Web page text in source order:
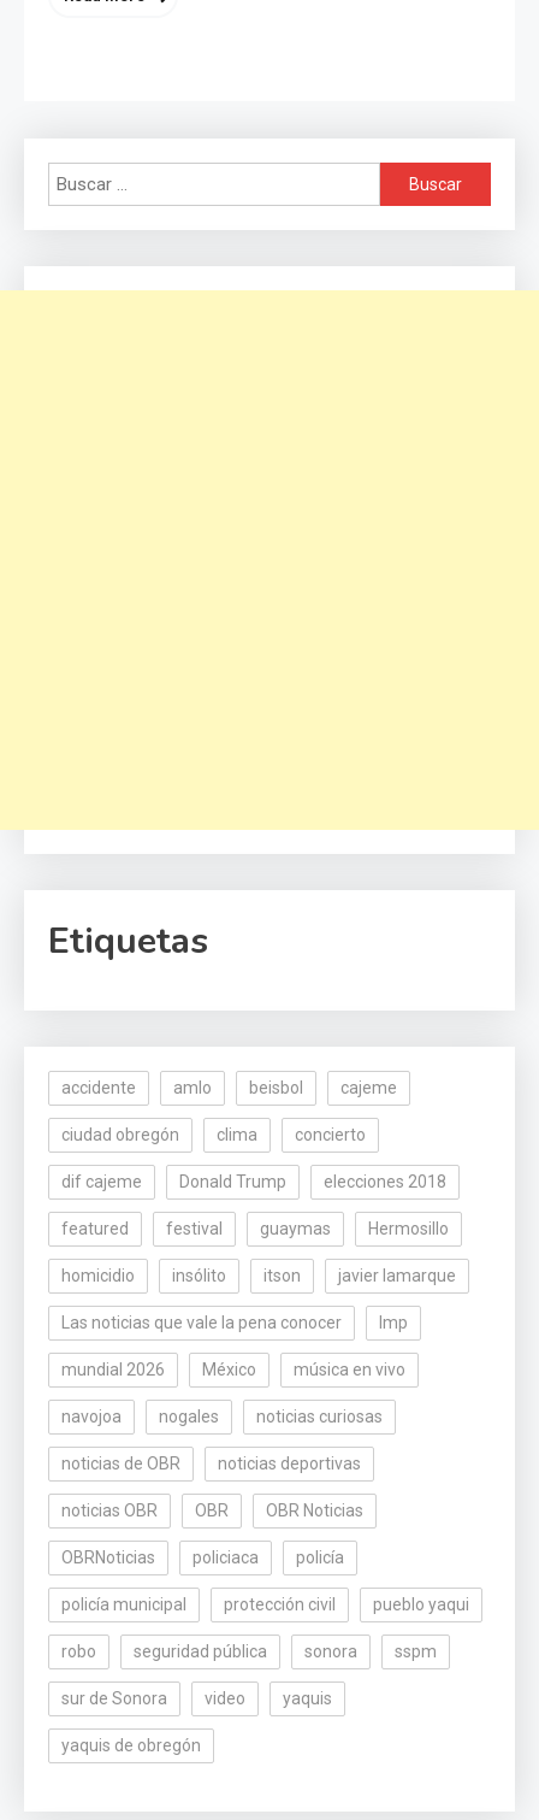
Buscar:
Etiquetas
accidente amlo beisbol cajeme
ciudad obregón clima concierto
dif cajeme Donald Trump elecciones 2018
featured festival guaymas Hermosillo
homicidio insólito itson javier lamarque
Las noticias que vale la pena conocer lmp
mundial 2026 México música en vivo
navojoa nogales noticias curiosas
noticias de OBR noticias deportivas
noticias OBR OBR OBR Noticias
OBRNoticias policiaca policía
policía municipal protección civil pueblo yaqui
robo seguridad pública sonora sspm
sur de Sonora video yaquis
yaquis de obregón